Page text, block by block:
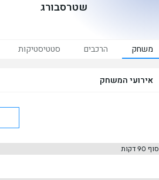
שטרסבורג
משחק הרכבים סטטיסטיקות
אירועי המשחק
סוף 90 דקות